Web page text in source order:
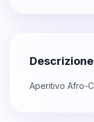
Descrizione
Aperitivo Afro-